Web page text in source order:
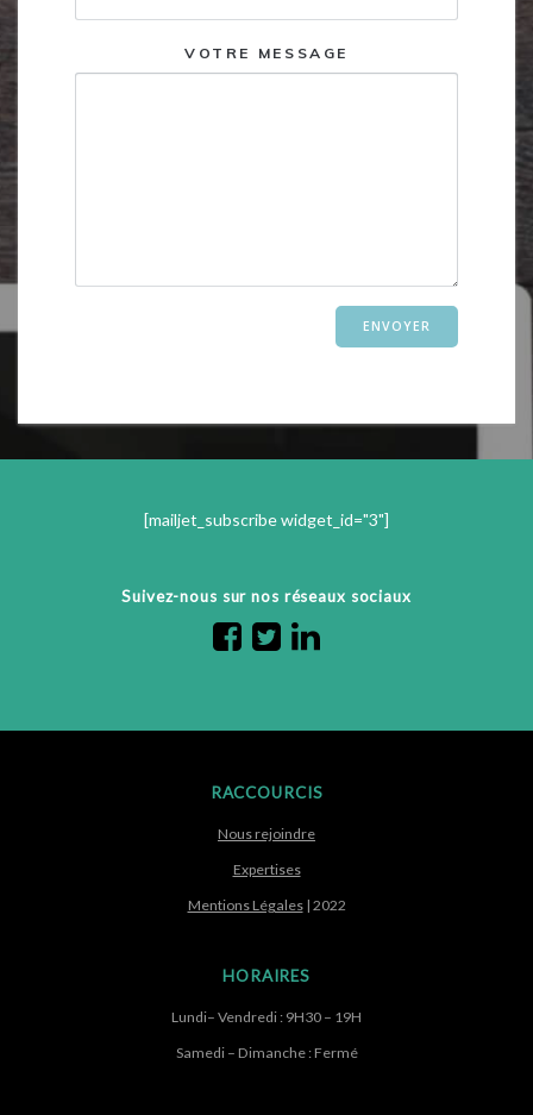
VOTRE MESSAGE
[mailjet_subscribe widget_id="3"]
Suivez-nous sur nos réseaux sociaux
RACCOURCIS
Nous rejoindre
Expertises
Mentions Légales| 2022
HORAIRES
Lundi– Vendredi : 9H30 – 19H
Samedi – Dimanche : Fermé